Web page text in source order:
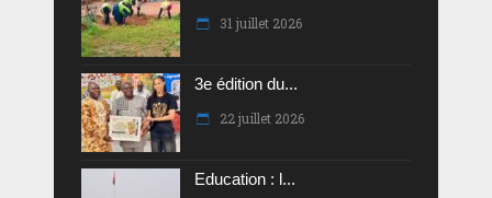
31 juillet 2026
3e édition du...
22 juillet 2026
Education : l...